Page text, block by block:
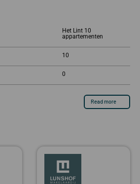
Het Lint 10
appartementen
10
0
Read more